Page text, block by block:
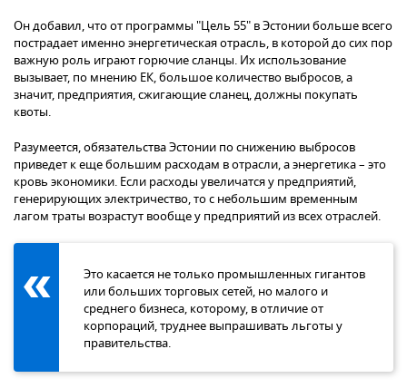
Он добавил, что от программы "Цель 55" в Эстонии больше всего
пострадает именно энергетическая отрасль, в которой до сих пор
важную роль играют горючие сланцы. Их использование
вызывает, по мнению ЕК, большое количество выбросов, а
значит, предприятия, сжигающие сланец, должны покупать
квоты.
Разумеется, обязательства Эстонии по снижению выбросов
приведет к еще большим расходам в отрасли, а энергетика – это
кровь экономики. Если расходы увеличатся у предприятий,
генерирующих электричество, то с небольшим временным
лагом траты возрастут вообще у предприятий из всех отраслей.
Это касается не только промышленных гигантов
или больших торговых сетей, но малого и
среднего бизнеса, которому, в отличие от
корпораций, труднее выпрашивать льготы у
правительства.